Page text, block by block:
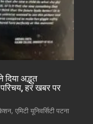
दिया अद्भुत
हर खबर पर
एमिटी यूनिवर्सिटी पटना